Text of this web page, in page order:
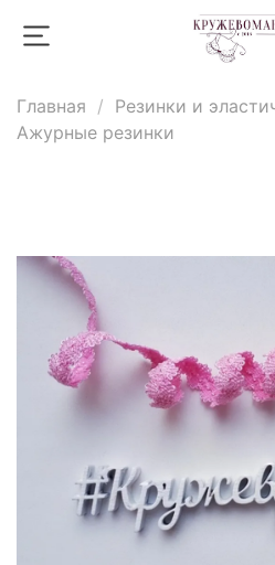
Главная
Резинки и
Ажурные резинки